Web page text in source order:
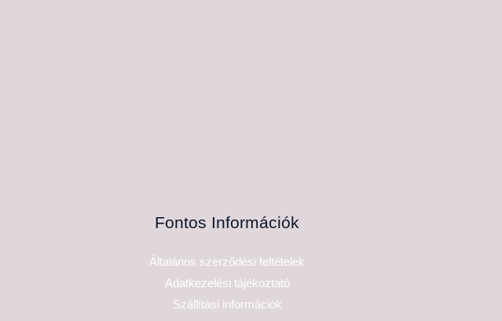
Fontos Információk
Általános szerződési feltételek
Adatkezelési tájékoztató
Szállítási információk